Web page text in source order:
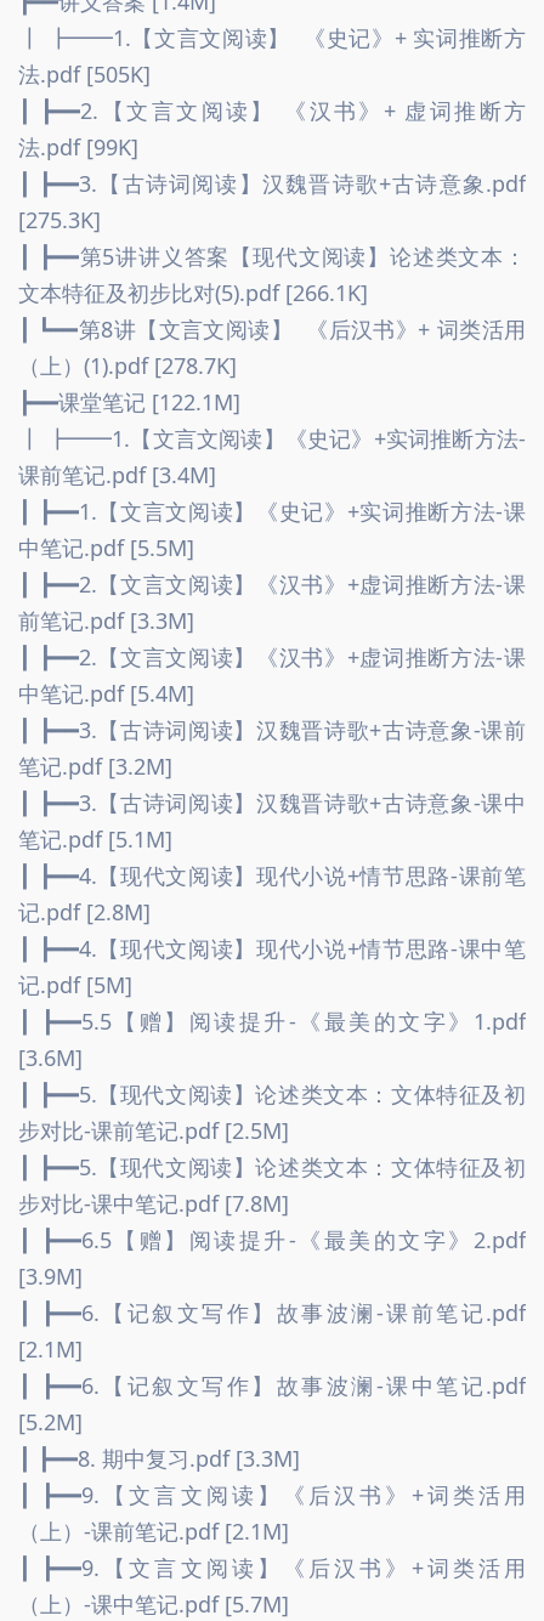
┃ ┣━━1.【文言文阅读】  《史记》+ 实词推断方
法.pdf [505K]
┃ ┣━━2.【文言文阅读】 《汉书》+ 虚词推断方
法.pdf [99K]
┃ ┣━━3.【古诗词阅读】汉魏晋诗歌+古诗意象.pdf
[275.3K]
┃ ┣━━第5讲讲义答案【现代文阅读】论述类文本：
文本特征及初步比对(5).pdf [266.1K]
┃ ┗━━第8讲【文言文阅读】  《后汉书》+ 词类活用
（上）(1).pdf [278.7K]
┣━━课堂笔记 [122.1M]
┃ ┣━━1.【文言文阅读】《史记》+实词推断方法-
课前笔记.pdf [3.4M]
┃ ┣━━1.【文言文阅读】《史记》+实词推断方法-课
中笔记.pdf [5.5M]
┃ ┣━━2.【文言文阅读】《汉书》+虚词推断方法-课
前笔记.pdf [3.3M]
┃ ┣━━2.【文言文阅读】《汉书》+虚词推断方法-课
中笔记.pdf [5.4M]
┃ ┣━━3.【古诗词阅读】汉魏晋诗歌+古诗意象-课前
笔记.pdf [3.2M]
┃ ┣━━3.【古诗词阅读】汉魏晋诗歌+古诗意象-课中
笔记.pdf [5.1M]
┃ ┣━━4.【现代文阅读】现代小说+情节思路-课前笔
记.pdf [2.8M]
┃ ┣━━4.【现代文阅读】现代小说+情节思路-课中笔
记.pdf [5M]
┃ ┣━━5.5【赠】阅读提升-《最美的文字》1.pdf
[3.6M]
┃ ┣━━5.【现代文阅读】论述类文本：文体特征及初
步对比-课前笔记.pdf [2.5M]
┃ ┣━━5.【现代文阅读】论述类文本：文体特征及初
步对比-课中笔记.pdf [7.8M]
┃ ┣━━6.5【赠】阅读提升-《最美的文字》2.pdf
[3.9M]
┃ ┣━━6.【记叙文写作】故事波澜-课前笔记.pdf
[2.1M]
┃ ┣━━6.【记叙文写作】故事波澜-课中笔记.pdf
[5.2M]
┃ ┣━━8. 期中复习.pdf [3.3M]
┃ ┣━━9.【文言文阅读】《后汉书》+词类活用
（上）-课前笔记.pdf [2.1M]
┃ ┣━━9.【文言文阅读】《后汉书》+词类活用
（上）-课中笔记.pdf [5.7M]